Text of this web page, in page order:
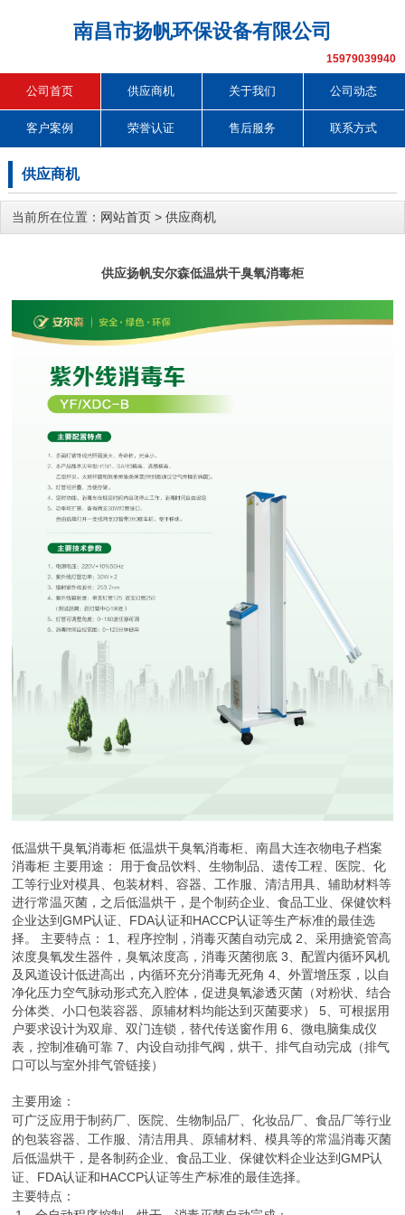
南昌市扬帆环保设备有限公司
15979039940
公司首页 供应商机 关于我们 公司动态
客户案例 荣誉认证 售后服务 联系方式
供应商机
当前所在位置： 网站首页 > 供应商机
供应扬帆安尔森低温烘干臭氧消毒柜
低温烘干臭氧消毒柜 低温烘干臭氧消毒柜、南昌大连衣物电子档案
消毒柜 主要用途： 用于食品饮料、生物制品、遗传工程、医院、化
工等行业对模具、包装材料、容器、工作服、清洁用具、辅助材料等
进行常温灭菌，之后低温烘干，是个制药企业、食品工业、保健饮料
企业达到GMP认证、FDA认证和HACCP认证等生产标准的最佳选
择。 主要特点： 1、程序控制，消毒灭菌自动完成 2、采用搪瓷管高
浓度臭氧发生器件，臭氧浓度高，消毒灭菌彻底 3、配置内循环风机
及风道设计低进高出，内循环充分消毒无死角 4、外置增压泵，以自
净化压力空气脉动形式充入腔体，促进臭氧渗透灭菌（对粉状、结合
分体类、小口包装容器、原辅材料均能达到灭菌要求） 5、可根据用
户要求设计为双扉、双门连锁，替代传送窗作用 6、微电脑集成仪
表，控制准确可靠 7、内设自动排气阀，烘干、排气自动完成（排气
口可以与室外排气管链接）
主要用途：
可广泛应用于制药厂、医院、生物制品厂、化妆品厂、食品厂等行业
的包装容器、工作服、清洁用具、原辅材料、模具等的常温消毒灭菌
后低温烘干，是各制药企业、食品工业、保健饮料企业达到GMP认
证、 FDA认证和 HACCP认证等生产标准的最佳选择。
主要特点：